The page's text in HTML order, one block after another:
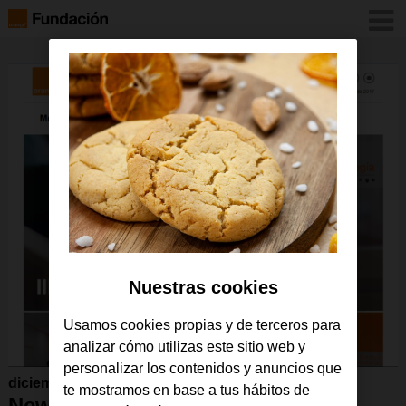
diciembre 2017
Nuestras cookies
Usamos cookies propias y de terceros para
analizar cómo utilizas este sitio web y
personalizar los contenidos y anuncios que
te mostramos en base a tus hábitos de